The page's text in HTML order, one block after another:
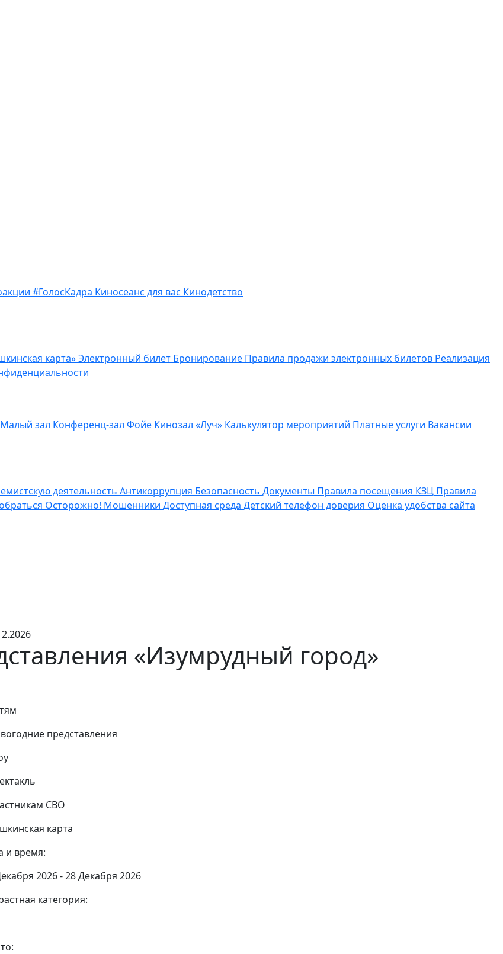
#ГолосКадра Киносеанс для вас Кинодетство
карта»Электронный билет Бронирование Правила продажи электронных билетов Реализация
Малый зал Конференц-зал Фойе Кинозал «Луч» Калькулятор мероприятий Платные услуги Вакансии
деятельность Антикоррупция Безопасность Документы Правила посещения КЗЦ Правила
Осторожно! Мошенники Доступная среда Детский телефон доверия Оценка удобства сайта
«Изумрудный город»
представления
СВО
карта
и время:
2026 - 28 Декабря 2026
категория: